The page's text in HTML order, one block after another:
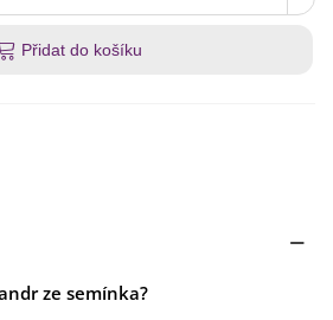
Přidat do košíku
ze semínka?